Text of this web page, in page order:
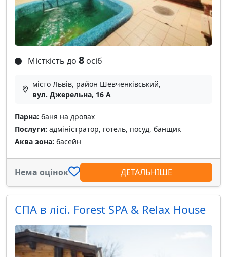
Місткість до 8 осіб
місто Львів, район Шевченківський,
вул. Джерельна, 16 А
Парна: баня на дровах
Послуги: адміністратор, готель, посуд, банщик
Аква зона: басейн
Нема оцінок ДЕТАЛЬНІШЕ
СПА в лісі. Forest SPA & Relax House